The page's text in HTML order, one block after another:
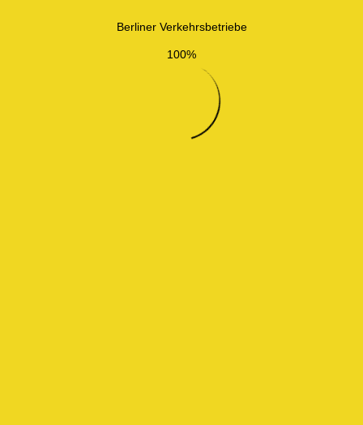
Berliner Verkehrsbetriebe
100%